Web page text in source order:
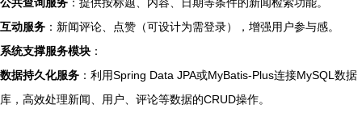
互动服务 ：新闻评论、点赞（可设计为需登录），增强用户参与感。
系统支撑服务模块 ：
数据持久化服务 ：利用Spring Data JPA或MyBatis-Plus连接MySQL数据
库，高效处理新闻、用户、评论等数据的CRUD操作。